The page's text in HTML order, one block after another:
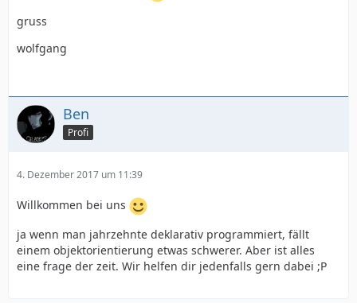
gruss
wolfgang
Ben
Profi
4. Dezember 2017 um 11:39
Willkommen bei uns
ja wenn man jahrzehnte deklarativ programmiert, fällt
einem objektorientierung etwas schwerer. Aber ist alles
eine frage der zeit. Wir helfen dir jedenfalls gern dabei ;P